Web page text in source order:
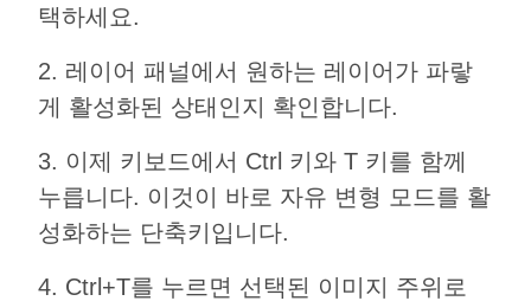
택하세요.
2. 레이어 패널에서 원하는 레이어가 파랗
게 활성화된 상태인지 확인합니다.
3. 이제 키보드에서 Ctrl 키와 T 키를 함께
누릅니다. 이것이 바로 자유 변형 모드를 활
성화하는 단축키입니다.
4. Ctrl+T를 누르면 선택된 이미지 주위로